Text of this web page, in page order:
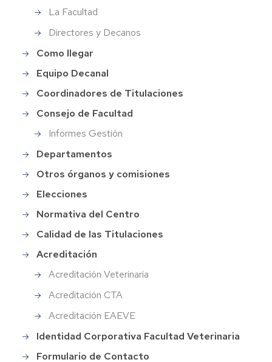
La Facultad
Directores y Decanos
Como llegar
Equipo Decanal
Coordinadores de Titulaciones
Consejo de Facultad
Informes Gestión
Departamentos
Otros órganos y comisiones
Elecciones
Normativa del Centro
Calidad de las Titulaciones
Acreditación
Acreditación Veterinaria
Acreditación CTA
Acreditación EAEVE
Identidad Corporativa Facultad Veterinaria
Formulario de Contacto